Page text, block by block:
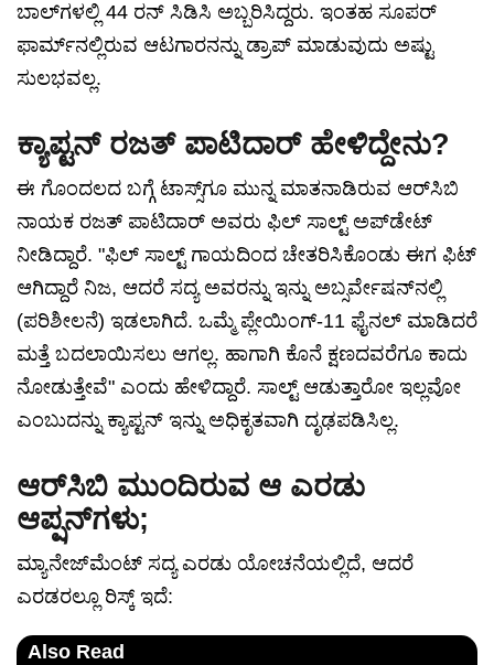
ಬಾಲ್‌ಗಳಲ್ಲಿ 44 ರನ್ ಸಿಡಿಸಿ ಅಬ್ಬರಿಸಿದ್ದರು. ಇಂತಹ ಸೂಪರ್
ಫಾರ್ಮ್‌ನಲ್ಲಿರುವ ಆಟಗಾರನನ್ನು ಡ್ರಾಪ್ ಮಾಡುವುದು ಅಷ್ಟು
ಸುಲಭವಲ್ಲ.
ಕ್ಯಾಪ್ಟನ್ ರಜತ್ ಪಾಟಿದಾರ್ ಹೇಳಿದ್ದೇನು?
ಈ ಗೊಂದಲದ ಬಗ್ಗೆ ಟಾಸ್ಸ್‌ಗೂ ಮುನ್ನ ಮಾತನಾಡಿರುವ ಆರ್‌ಸಿಬಿ
ನಾಯಕ ರಜತ್ ಪಾಟಿದಾರ್ ಅವರು ಫಿಲ್ ಸಾಲ್ಟ್ ಅಪ್‌ಡೇಟ್
ನೀಡಿದ್ದಾರೆ. "ಫಿಲ್ ಸಾಲ್ಟ್ ಗಾಯದಿಂದ ಚೇತರಿಸಿಕೊಂಡು ಈಗ ಫಿಟ್
ಆಗಿದ್ದಾರೆ ನಿಜ, ಆದರೆ ಸದ್ಯ ಅವರನ್ನು ಇನ್ನು ಅಬ್ಸರ್ವೇಷನ್‌ನಲ್ಲಿ
(ಪರಿಶೀಲನೆ) ಇಡಲಾಗಿದೆ. ಒಮ್ಮೆ ಪ್ಲೇಯಿಂಗ್-11 ಫೈನಲ್ ಮಾಡಿದರೆ
ಮತ್ತೆ ಬದಲಾಯಿಸಲು ಆಗಲ್ಲ. ಹಾಗಾಗಿ ಕೊನೆ ಕ್ಷಣದವರೆಗೂ ಕಾದು
ನೋಡುತ್ತೇವೆ" ಎಂದು ಹೇಳಿದ್ದಾರೆ. ಸಾಲ್ಟ್ ಆಡುತ್ತಾರೋ ಇಲ್ಲವೋ
ಎಂಬುದನ್ನು ಕ್ಯಾಪ್ಟನ್ ಇನ್ನು ಅಧಿಕೃತವಾಗಿ ದೃಢಪಡಿಸಿಲ್ಲ.
ಆರ್‌ಸಿಬಿ ಮುಂದಿರುವ ಆ ಎರಡು
ಆಪ್ಷನ್‌ಗಳು;
ಮ್ಯಾನೇಜ್‌ಮೆಂಟ್ ಸದ್ಯ ಎರಡು ಯೋಚನೆಯಲ್ಲಿದೆ, ಆದರೆ
ಎರಡರಲ್ಲೂ ರಿಸ್ಕ್ ಇದೆ:
Also Read